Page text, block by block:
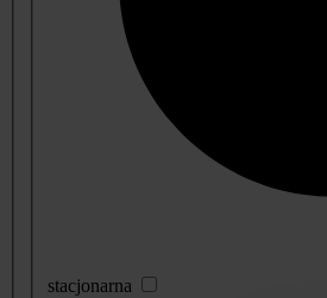
stacjonarna